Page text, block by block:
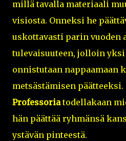
millä tavalla materiaali
visiosta. Onneksi he
uskottavasti parin vuoden
tulevaisuuteen, jolloin
onnistutaan nappaamaan
metsästämisen
Professoriatodellakaan
hän päättää ryhmänsä
ystävän pinteestä.